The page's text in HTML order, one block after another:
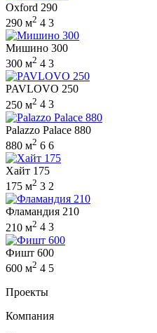
Oxford 290
290 м2 4 3
Мишино 300
300 м2 4 3
PAVLOVO 250
250 м2 4 3
Palazzo Palace 880
880 м2 6 6
Хайт 175
175 м2 3 2
Фламандия 210
210 м2 4 3
Фишт 600
600 м2 4 5
Проекты
Компания